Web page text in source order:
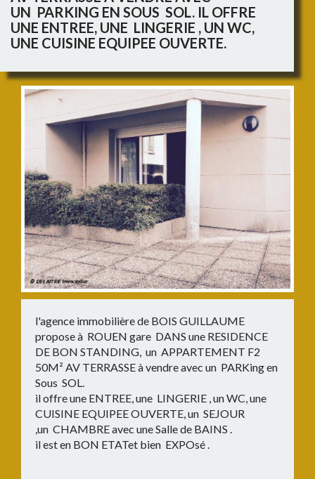
UN PARKING EN SOUS SOL. IL OFFRE
UNE ENTREE, UNE LINGERIE , UN WC,
UNE CUISINE EQUIPEE OUVERTE.
l'agence immobilière de BOIS GUILLAUME
propose à ROUEN gare DANS une RESIDENCE
DE BON STANDING, un APPARTEMENT F2
50M² AV TERRASSE à vendre avec un PARKing en
Sous SOL.
il offre une ENTREE, une LINGERIE , un WC, une
CUISINE EQUIPEE OUVERTE, un SEJOUR
,un CHAMBRE avec une Salle de BAINS .
il est en BON ETATet bien EXPOsé .